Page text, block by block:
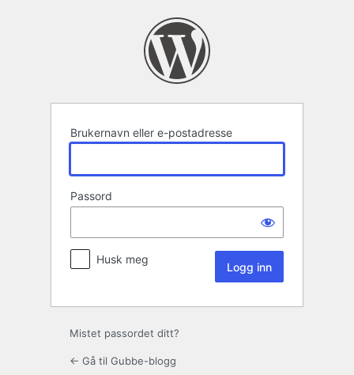
Brukernavn eller e-postadresse
Passord
Husk meg
Mistet passordet ditt?
← Gå til Gubbe-blogg